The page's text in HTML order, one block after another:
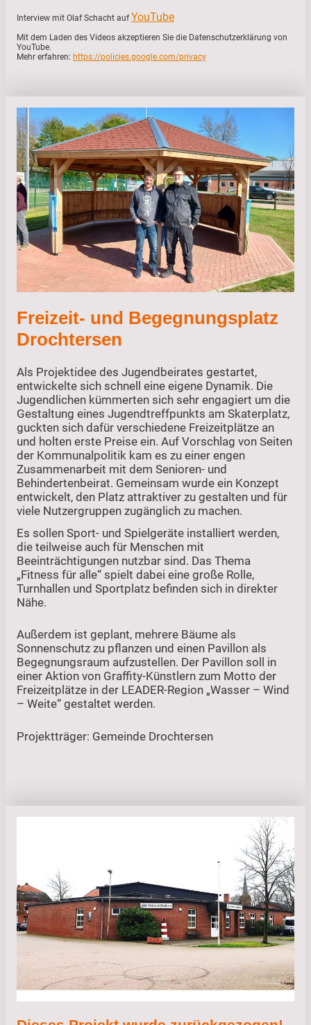
Interview mit Olaf Schacht aufYouTube
Mit dem Laden des Videos akzeptieren Sie die Datenschutzerklärung von
YouTube.
Mehr erfahren: https://policies.google.com/privacy
Freizeit- und Begegnungsplatz
Drochtersen
Als Projektidee des Jugendbeirates gestartet,
entwickelte sich schnell eine eigene Dynamik. Die
Jugendlichen kümmerten sich sehr engagiert um die
Gestaltung eines Jugendtreffpunkts am Skaterplatz,
guckten sich dafür verschiedene Freizeitplätze an
und holten erste Preise ein. Auf Vorschlag von Seiten
der Kommunalpolitik kam es zu einer engen
Zusammenarbeit mit dem Senioren- und
Behindertenbeirat. Gemeinsam wurde ein Konzept
entwickelt, den Platz attraktiver zu gestalten und für
viele Nutzergruppen zugänglich zu machen.
Es sollen Sport- und Spielgeräte installiert werden,
die teilweise auch für Menschen mit
Beeinträchtigungen nutzbar sind. Das Thema
„Fitness für alle“ spielt dabei eine große Rolle,
Turnhallen und Sportplatz befinden sich in direkter
Nähe.
Außerdem ist geplant, mehrere Bäume als
Sonnenschutz zu pflanzen und einen Pavillon als
Begegnungsraum aufzustellen. Der Pavillon soll in
einer Aktion von Graffity-Künstlern zum Motto der
Freizeitplätze in der LEADER-Region „Wasser – Wind
– Weite“ gestaltet werden.
Projektträger: Gemeinde Drochtersen